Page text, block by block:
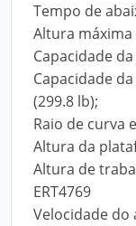
Tempo de
Altura máxima
Capacidade
Capacidade
(299.8 lb);
Raio de curva
Altura da
Altura de
ERT4769
Velocidade